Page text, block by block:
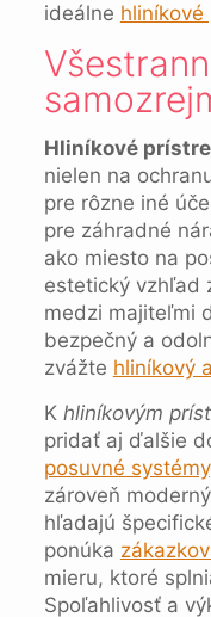
ideálne hliníkové
Hliníkové
nielen na
pre rôzne iné
pre záhradné
ako miesto na
estetický vzhľad
medzi majiteľmi
bezpečný a
zvážte hliníkový
K hliníkovým
pridať aj ďalšie
posuvné systémy
zároveň
hľadajú
ponúka
mieru, ktoré
Spoľahlivosť a